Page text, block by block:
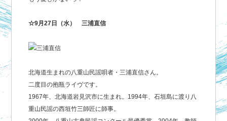
☆9月27日（水） 三浦直信
北海道生まれの八重山民謡唄者・三浦直信さん。
二度目の抱瓶ライヴです。
1967年、北海道岩見沢市に生まれ。1994年、石垣島に渡り八
重山民謡の西垣竹三師匠に師事。